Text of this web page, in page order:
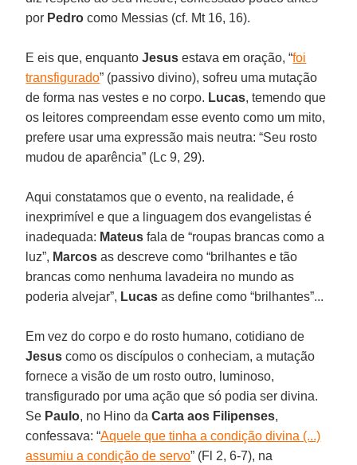
por Pedro como Messias (cf. Mt 16, 16).
E eis que, enquantoJesus estava em oração, “foi
transfigurado” (passivo divino), sofreu uma mutação
de forma nas vestes e no corpo. Lucas, temendo que
os leitores compreendam esse evento como um mito,
prefere usar uma expressão mais neutra: “Seu rosto
mudou de aparência” (Lc 9, 29).
Aqui constatamos que o evento, na realidade, é
inexprimível e que a linguagem dos evangelistas é
inadequada: Mateus fala de “roupas brancas como a
luz”, Marcos as descreve como “brilhantes e tão
brancas como nenhuma lavadeira no mundo as
poderia alvejar”, Lucas as define como “brilhantes”...
Em vez do corpo e do rosto humano, cotidiano de
Jesus como os discípulos o conheciam, a mutação
fornece a visão de um rosto outro, luminoso,
transfigurado por uma ação que só podia ser divina.
Se Paulo, no Hino daCarta aos Filipenses,
confessava: “Aquele que tinha a condição divina (...)
assumiu a condição de servo” (Fl 2, 6-7), na